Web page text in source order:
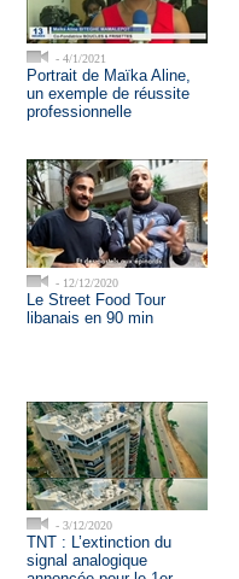
- 4/1/2021
Portrait de Maïka Aline,
un exemple de réussite
professionnelle
- 12/12/2020
Le Street Food Tour
libanais en 90 min
- 3/12/2020
TNT : L’extinction du
signal analogique